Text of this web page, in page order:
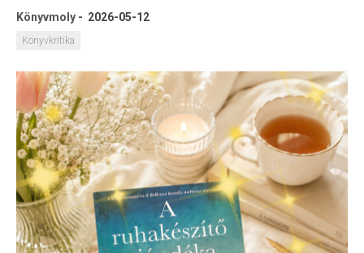
Könyvmoly - 2026-05-12
Könyvkritika